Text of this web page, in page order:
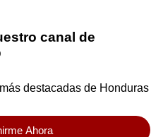
canal de
destacadas de Honduras
Ahora